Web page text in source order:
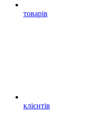
товарів
клієнтів